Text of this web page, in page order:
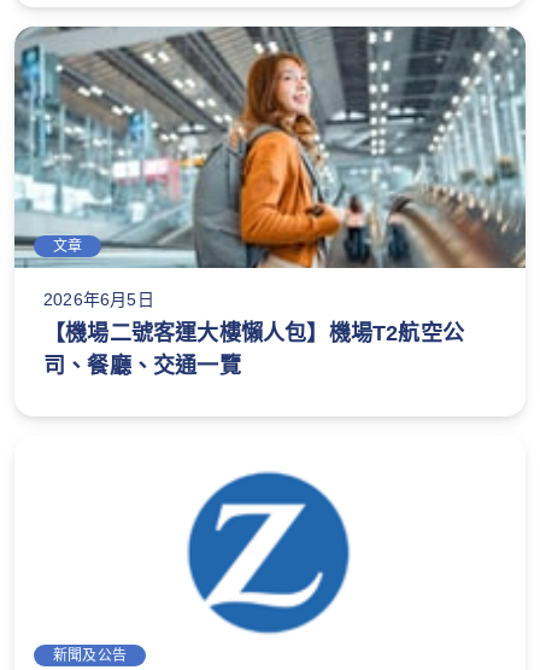
文章
2026年6月5日
【機場二號客運大樓懶人包】機場T2航空公
司、餐廳、交通一覽
新聞及公告